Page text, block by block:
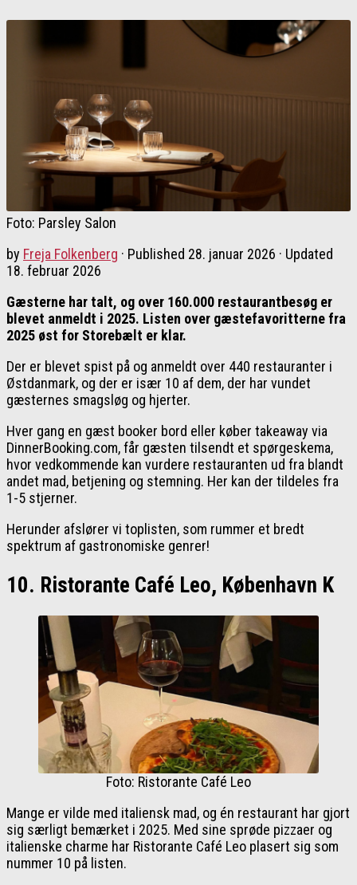
Foto: Parsley Salon
by Freja Folkenberg · Published 28. januar 2026 · Updated
18. februar 2026
Gæsterne har talt, og over 160.000 restaurantbesøg er
blevet anmeldt i 2025. Listen over gæstefavoritterne fra
2025 øst for Storebælt er klar.
Der er blevet spist på og anmeldt over 440 restauranter i
Østdanmark, og der er især 10 af dem, der har vundet
gæsternes smagsløg og hjerter.
Hver gang en gæst booker bord eller køber takeaway via
DinnerBooking.com, får gæsten tilsendt et spørgeskema,
hvor vedkommende kan vurdere restauranten ud fra blandt
andet mad, betjening og stemning. Her kan der tildeles fra
1-5 stjerner.
Herunder afslører vi toplisten, som rummer et bredt
spektrum af gastronomiske genrer!
10. Ristorante Café Leo, København K
Foto: Ristorante Café Leo
Mange er vilde med italiensk mad, og én restaurant har gjort
sig særligt bemærket i 2025. Med sine sprøde pizzaer og
italienske charme har Ristorante Café Leo plasert sig som
nummer 10 på listen.